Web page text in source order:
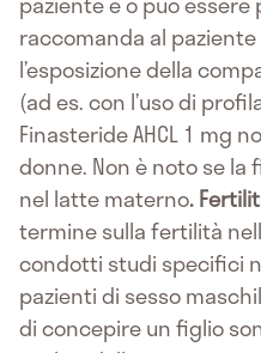
raccomanda al
l’esposizione della
(ad es. con l’uso di
Finasteride AHCL 1 mg
donne. Non è noto se
nel latte materno.
termine sulla fertilità
condotti studi specifici
pazienti di sesso
di concepire un figlio